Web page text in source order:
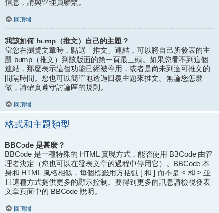
信息，請與管理員聯繫。
回頂端
我該如何 bump（推文）自己的主題？
當您在瀏覽文章時，點選「推文」連結，可以將自己所發表的主
題 bump（推文）到該版面的第一頁最上頭。如果您看不到這個
連結，那麼表示這個功能已經被停用，或者是尚未到達可推文的
間隔時間。您也可以簡單地透過回覆主題來推文。無論您怎麼
做，請確實遵守討論區的規則。
回頂端
格式和主題類型
BBCode 是甚麼？
BBCode 是一種特殊的 HTML 實現方式，能否使用 BBCode 由管
理者決定（您也可以在發表文章的過程中停用它）。BBCode 本
身和 HTML 風格相似，每個標籤用方括弧 [ 和 ] 而不是 < 和 > 並
且這種方式提供更多的顯示控制。要得到更多的訊息請檢視發表
文章頁面中的 BBCode 說明。
回頂端